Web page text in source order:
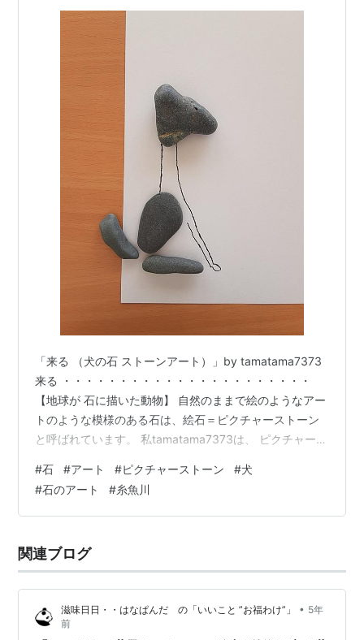
「来る （犬の石 ストーンアート）」by tamatama7373
来る ・・・・・・・・・・・・・・・・・・・・・・
【地球が 石に描いた動物】 自然のままで絵のようなアー
トのような模様のある石は、絵石＝ピクチャーストーン
と呼ばれています。 私tamatama7373は、 ピクチャース
イマジネーション（想像）の世界を、 ”石の外（紙）”に
表現（創造）して、 両者を併せた「ピクチャーストーン
アート（絵石のアート）」を制作しています。 写真のよ
上に置いて、 「石を作り模様を描いた地球」と「…
#石 #アート #ピクチャーストーン #犬
#石のアート #糸魚川
関連ブログ
滋味日日・・はなぱんだ の「いいこと ”お福わけ”」 • 5年
前